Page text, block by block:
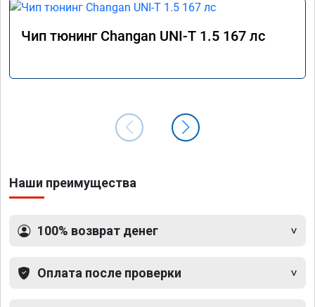
Чип тюнинг Changan UNI-T 1.5 167 лс
Наши преимущества
100% возврат денег
Оплата после проверки